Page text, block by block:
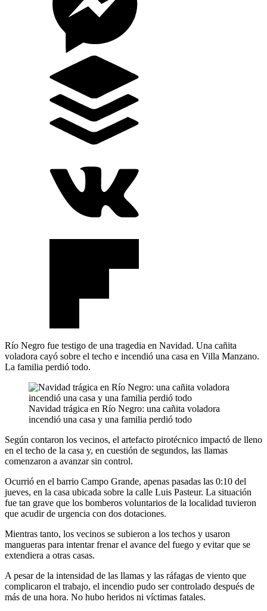
Río Negro fue testigo de una tragedia en Navidad. Una cañita
voladora cayó sobre el techo e incendió una casa en Villa Manzano.
La familia perdió todo.
Navidad trágica en Río Negro: una cañita voladora
incendió una casa y una familia perdió todo
Según contaron los vecinos, el artefacto pirotécnico impactó de lleno
en el techo de la casa y, en cuestión de segundos, las llamas
comenzaron a avanzar sin control.
Ocurrió en el barrio Campo Grande, apenas pasadas las 0:10 del
jueves, en la casa ubicada sobre la calle Luis Pasteur. La situación
fue tan grave que los bomberos voluntarios de la localidad tuvieron
que acudir de urgencia con dos dotaciones.
Mientras tanto, los vecinos se subieron a los techos y usaron
mangueras para intentar frenar el avance del fuego y evitar que se
extendiera a otras casas.
A pesar de la intensidad de las llamas y las ráfagas de viento que
complicaron el trabajo, el incendio pudo ser controlado después de
más de una hora. No hubo heridos ni víctimas fatales.